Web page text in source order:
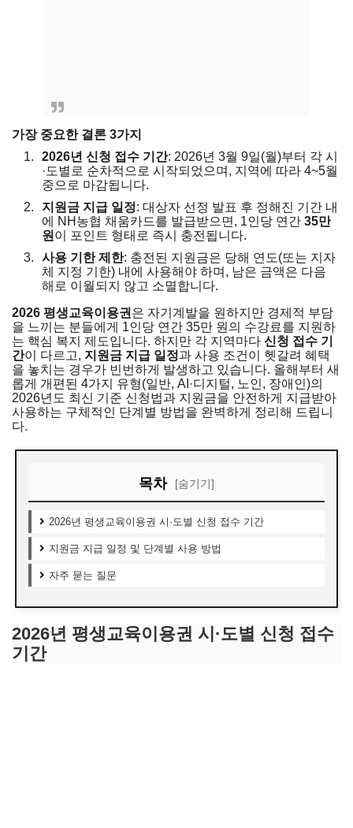
가장 중요한 결론 3가지
2026년 신청 접수 기간: 2026년 3월 9일(월)부터 각 시
·도별로 순차적으로 시작되었으며, 지역에 따라 4~5월
중으로 마감됩니다.
지원금 지급 일정: 대상자 선정 발표 후 정해진 기간 내
에 NH농협 채움카드를 발급받으면, 1인당 연간 35만
원 이 포인트 형태로 즉시 충전됩니다.
사용 기한 제한: 충전된 지원금은 당해 연도(또는 지자
체 지정 기한) 내에 사용해야 하며, 남은 금액은 다음
해로 이월되지 않고 소멸합니다.
2026 평생교육이용권 은 자기계발을 원하지만 경제적 부담
을 느끼는 분들에게 1인당 연간 35만 원의 수강료를 지원하
는 핵심 복지 제도입니다. 하지만 각 지역마다 신청 접수 기
간이 다르고, 지원금 지급 일정과 사용 조건이 헷갈려 혜택
을 놓치는 경우가 빈번하게 발생하고 있습니다. 올해부터 새
롭게 개편된 4가지 유형(일반, AI·디지털, 노인, 장애인)의
2026년도 최신 기준 신청법과 지원금을 안전하게 지급받아
사용하는 구체적인 단계별 방법을 완벽하게 정리해 드립니
다.
목차 [숨기기]
2026년 평생교육이용권 시·도별 신청 접수 기간
지원금 지급 일정 및 단계별 사용 방법
자주 묻는 질문
2026년 평생교육이용권 시·도별 신청 접수
기간